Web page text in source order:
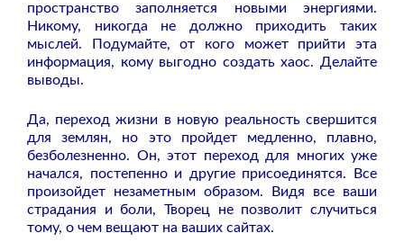
пространство заполняется новыми энергиями.
Никому, никогда не должно приходить таких
мыслей. Подумайте, от кого может прийти эта
информация, кому выгодно создать хаос. Делайте
выводы.
Да, переход жизни в новую реальность свершится
для землян, но это пройдет медленно, плавно,
безболезненно. Он, этот переход для многих уже
начался, постепенно и другие присоединятся. Все
произойдет незаметным образом. Видя все ваши
страдания и боли, Творец не позволит случиться
тому, о чем вещают на ваших сайтах.